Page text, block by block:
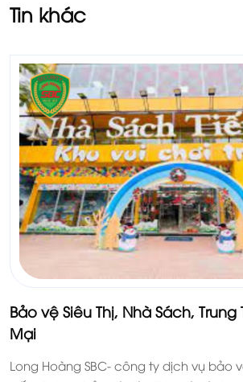
Tin khác
Bảo vệ Siêu Thị, Nhà Sách,
Mại
Long Hoàng SBC- công ty dịch vụ bảo